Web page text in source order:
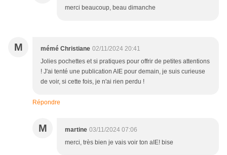
merci beaucoup, beau dimanche
M mémé Christiane 02/11/2024 20:41
Jolies pochettes et si pratiques pour offrir de petites attentions
! J'ai tenté une publication AIE pour demain, je suis curieuse
de voir, si cette fois, je n'ai rien perdu !
Répondre
M martine 03/11/2024 07:06
merci, très bien je vais voir ton aIE! bise